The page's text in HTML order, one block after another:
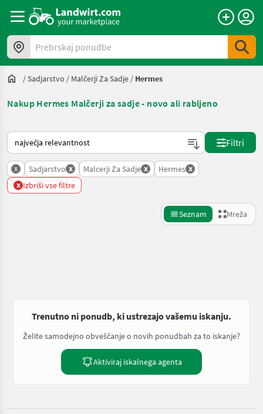
Prebrskaj ponudbe
/Sadjarstvo / Malčerji Za Sadje / Hermes
Nakup Hermes Malčerji za sadje - novo ali rabljeno
Tako je razvrščeno na Landwirt.com
Filtri
x Sadjarstvo x Malcerji Za Sadje x Hermes x
x Izbriši vse filtre
Seznam Mreža
Trenutno ni ponudb, ki ustrezajo vašemu iskanju.
Želite samodejno obveščanje o novih ponudbah za to iskanje?
Aktiviraj iskalnega agenta